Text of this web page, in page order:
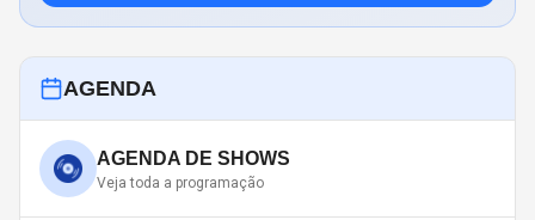
AGENDA
AGENDA DE SHOWS
Veja toda a programação